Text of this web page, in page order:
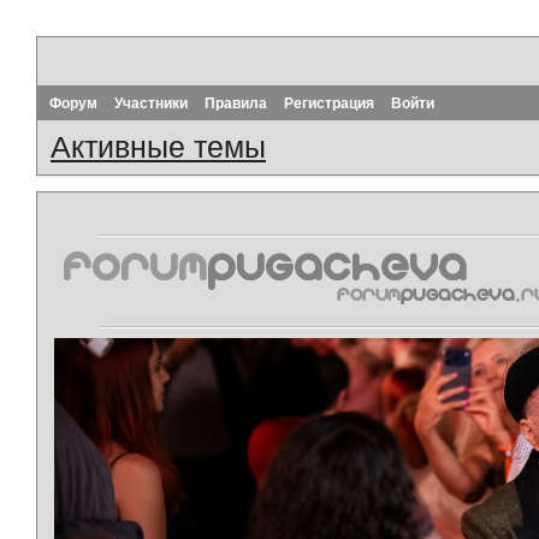
Форум Участники Правила Регистрация Войти
Активные темы